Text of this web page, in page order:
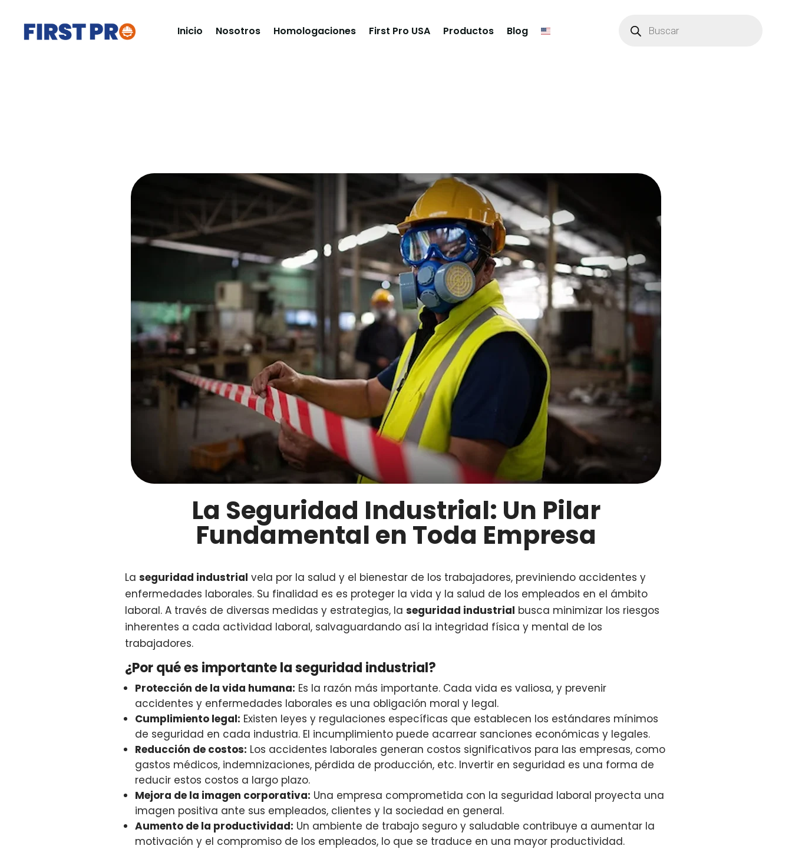
Inicio Nosotros Homologaciones First Pro USA Productos Blog de
productos
La Seguridad Industrial: Un Pilar
Fundamental en Toda Empresa
La seguridad industrial vela por la salud y el bienestar de los trabajadores, previniendo accidentes y
enfermedades laborales. Su finalidad es es proteger la vida y la salud de los empleados en el ámbito
laboral. A través de diversas medidas y estrategias, la seguridad industrial busca minimizar los riesgos
inherentes a cada actividad laboral, salvaguardando así la integridad física y mental de los
trabajadores.
¿Por qué es importante la seguridad industrial?
Protección de la vida humana: Es la razón más importante. Cada vida es valiosa, y prevenir
accidentes y enfermedades laborales es una obligación moral y legal.
Cumplimiento legal: Existen leyes y regulaciones específicas que establecen los estándares mínimos
de seguridad en cada industria. El incumplimiento puede acarrear sanciones económicas y legales.
Reducción de costos: Los accidentes laborales generan costos significativos para las empresas, como
gastos médicos, indemnizaciones, pérdida de producción, etc. Invertir en seguridad es una forma de
reducir estos costos a largo plazo.
Mejora de la imagen corporativa: Una empresa comprometida con la seguridad laboral proyecta una
imagen positiva ante sus empleados, clientes y la sociedad en general.
Aumento de la productividad: Un ambiente de trabajo seguro y saludable contribuye a aumentar la
motivación y el compromiso de los empleados, lo que se traduce en una mayor productividad.